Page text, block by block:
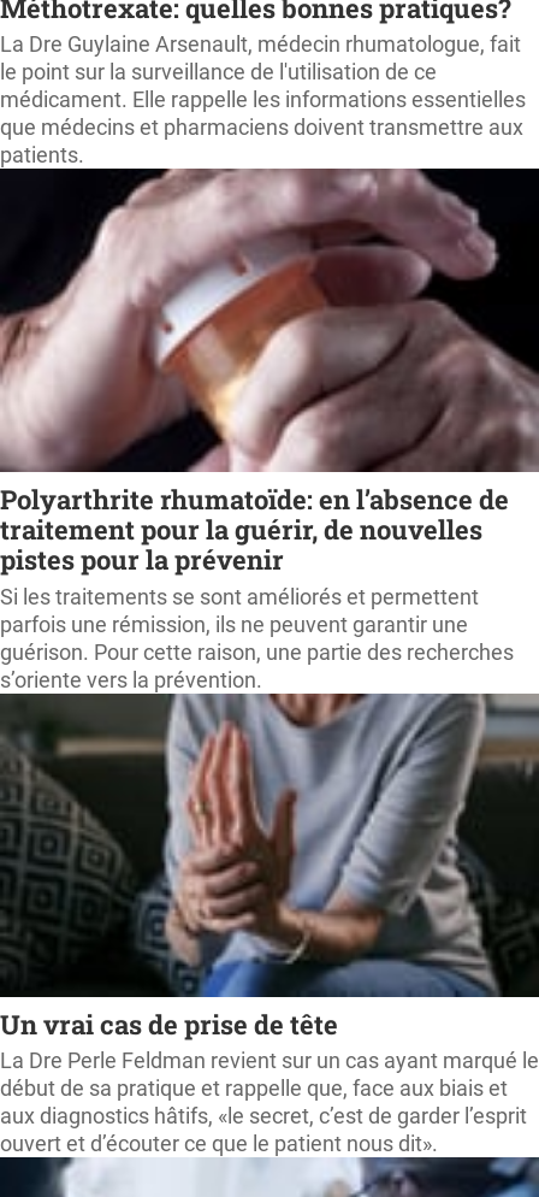
Méthotrexate: quelles bonnes pratiques?
La Dre Guylaine Arsenault, médecin rhumatologue, fait
le point sur la surveillance de l'utilisation de ce
médicament. Elle rappelle les informations essentielles
que médecins et pharmaciens doivent transmettre aux
patients.
Polyarthrite rhumatoïde: en l’absence de
traitement pour la guérir, de nouvelles
pistes pour la prévenir
Si les traitements se sont améliorés et permettent
parfois une rémission, ils ne peuvent garantir une
guérison. Pour cette raison, une partie des recherches
s’oriente vers la prévention.
Un vrai cas de prise de tête
La Dre Perle Feldman revient sur un cas ayant marqué le
début de sa pratique et rappelle que, face aux biais et
aux diagnostics hâtifs, «le secret, c’est de garder l’esprit
ouvert et d’écouter ce que le patient nous dit».